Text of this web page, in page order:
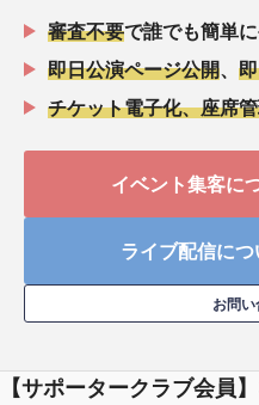
審査不要で誰でも簡単
即日公演ページ公開、
チケット電子化、座席
イベント集客に
ライブ配信に
お問
【サポータークラブ会員